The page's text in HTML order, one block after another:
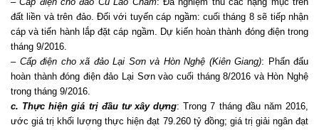
đất liền và trên đảo. Đối với tuyến cáp ngầm: cuối tháng 8 sẽ tiếp nhận
cáp và tiến hành lắp đặt cáp ngầm. Dự kiến hoàn thành đóng điện trong
tháng 9/2016.
– Cấp điện cho xã đảo Lại Sơn và Hòn Nghệ (Kiên Giang): Phấn đấu
hoàn thành đóng điện đảo Lại Sơn vào cuối tháng 8/2016 và Hòn Nghệ
trong tháng 9/2016.
c. Thực hiện giá trị đầu tư xây dựng: Trong 7 tháng đầu năm 2016,
ước giá trị khối lượng thực hiện đạt 79.260 tỷ đồng; giá trị giải ngân đạt